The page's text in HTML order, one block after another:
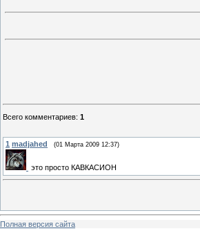
Всего комментариев: 1
1 madjahed (01 Марта 2009 12:37)
это просто КАВКАСИОН
Полная версия сайта